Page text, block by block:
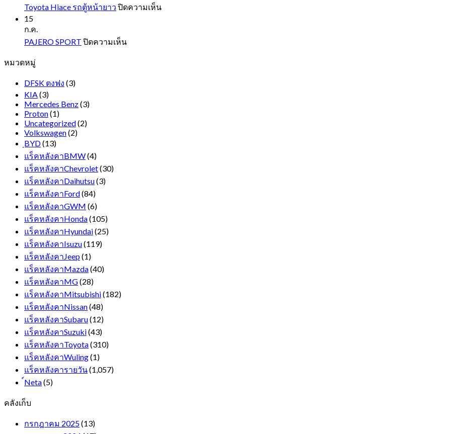
Toyota Hiace รถตู้หน้ายาว ปิดความเห็นบน
15
ก.ค.
PAJERO SPORT ปิดความเห็นบน
หมวดหมู่
DFSK ตงฟง (3)
KIA(3)
Mercedes Benz(3)
Proton(1)
Uncategorized(2)
Volkswagen(2)
ฺBYD(13)
แร็คหลังคาBMW(4)
แร็คหลังคาChevrolet(30)
แร็คหลังคาDaihutsu(3)
แร็คหลังคาFord(84)
แร็คหลังคาGWM (6)
แร็คหลังคาHonda(105)
แร็คหลังคาHyundai(25)
แร็คหลังคาIsuzu(119)
แร็คหลังคาJeep(1)
แร็คหลังคาMazda(40)
แร็คหลังคาMG(28)
แร็คหลังคาMitsubishi(182)
แร็คหลังคาNissan(48)
แร็คหลังคาSubaru(12)
แร็คหลังคาSuzuki(43)
แร็คหลังคาToyota(310)
แร็คหลังคาWuling(1)
แร็คหลังคารายวัน(1,057)
์Neta(5)
คลังเก็บ
กรกฎาคม 2025(13)